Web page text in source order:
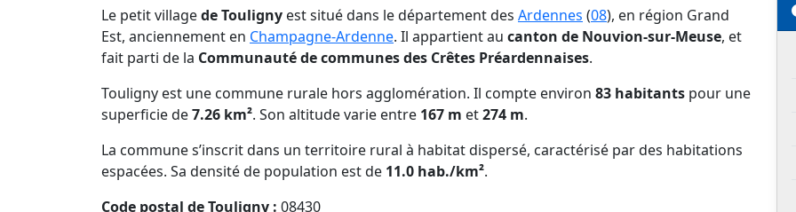
Le petit villagede Touligny est situé dans le département des Ardennes (08), en région Grand
Est, anciennement en Champagne-Ardenne. Il appartient au canton de Nouvion-sur-Meuse, et
fait parti de la Communauté de communes des Crêtes Préardennaises.
Touligny est une commune rurale hors agglomération. Il compte environ 83 habitants pour une
superficie de7.26 km². Son altitude varie entre 167 m et274 m.
La commune s’inscrit dans un territoire rural à habitat dispersé, caractérisé par des habitations
espacées. Sa densité de population est de 11.0 hab./km².
Code postal de Touligny : 08430